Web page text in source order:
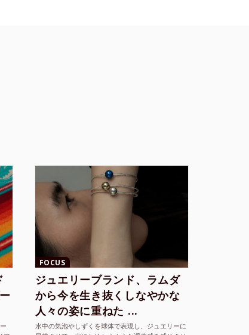
FOCUS
ジュエリーブランド、ラムダ
から今を生き抜くしなやかな
人々の姿に重ねた ...
水中の気泡やしずくを球体で表現し、ジュエリーに